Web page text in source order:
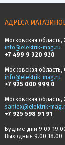
АДРЕСА
Московская область,
info@elektrik-mag.ru
+7 499 9 920 920
Московская
info@elektrik-mag.ru
+7 925 000 999 0
Московская
santex@elektrik-
+7 925 598 91 91
Будние дни 9.00-
Выходные 9.00-18.00